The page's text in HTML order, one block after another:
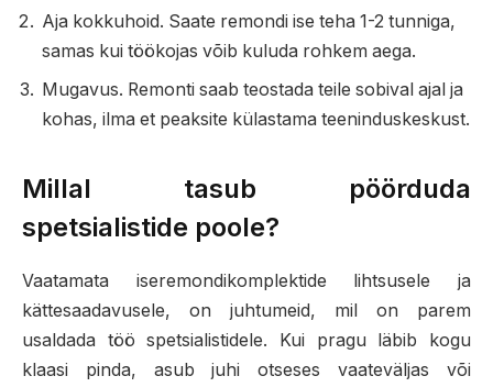
Aja kokkuhoid. Saate remondi ise teha 1-2 tunniga,
samas kui töökojas võib kuluda rohkem aega.
Mugavus. Remonti saab teostada teile sobival ajal ja
kohas, ilma et peaksite külastama teeninduskeskust.
Millal tasub pöörduda
spetsialistide poole?
Vaatamata iseremondikomplektide lihtsusele ja
kättesaadavusele, on juhtumeid, mil on parem
usaldada töö spetsialistidele. Kui pragu läbib kogu
klaasi pinda, asub juhi otseses vaateväljas või